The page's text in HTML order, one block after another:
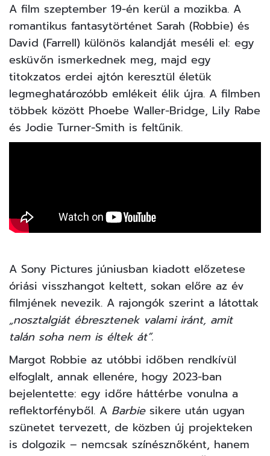
A film szeptember 19-én kerül a mozikba. A
romantikus fantasytörténet Sarah (Robbie) és
David (Farrell) különös kalandját meséli el: egy
esküvőn ismerkednek meg, majd egy
titokzatos erdei ajtón keresztül életük
legmeghatározóbb emlékeit élik újra. A filmben
többek között Phoebe Waller-Bridge, Lily Rabe
és Jodie Turner-Smith is feltűnik.
A Sony Pictures júniusban kiadott előzetese
óriási visszhangot keltett, sokan előre az év
filmjének nevezik. A rajongók szerint a látottak
„nosztalgiát ébresztenek valami iránt, amit
talán soha nem is éltek át”.
Margot Robbie az utóbbi időben rendkívül
elfoglalt, annak ellenére, hogy 2023-ban
bejelentette: egy időre háttérbe vonulna a
reflektorfényből. A Barbiesikere után ugyan
szünetet tervezett, de közben új projekteken
is dolgozik – nemcsak színésznőként, hanem